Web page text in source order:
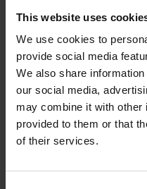
This website uses
We use cookies to
provide social media
We also share
our social media,
may combine it with other
provided to them or that
of their services.